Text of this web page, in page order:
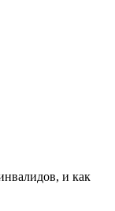
и как